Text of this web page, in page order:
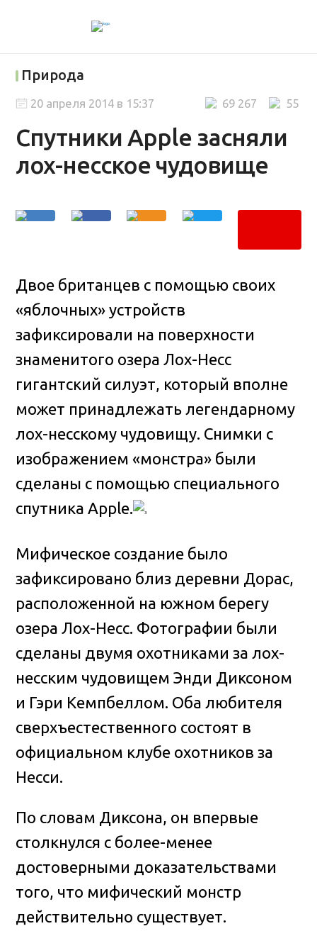
Природа
Спутники Apple засняли
лох-несское чудовище
55
69 267
20 апреля 2014 в 15:37
Двое британцев с помощью своих
«яблочных» устройств
зафиксировали на поверхности
знаменитого озера Лох-Несс
гигантский силуэт, который вполне
может принадлежать легендарному
лох-несскому чудовищу. Снимки с
изображением «монстра» были
сделаны с помощью специального
спутника Apple.
Мифическое создание было
зафиксировано близ деревни Дорас,
расположенной на южном берегу
озера Лох-Несс. Фотографии были
сделаны двумя охотниками за лох-
несским чудовищем Энди Диксоном
и Гэри Кемпбеллом. Оба любителя
сверхъестественного состоят в
официальном клубе охотников за
Несси.
По словам Диксона, он впервые
столкнулся с более-менее
достоверными доказательствами
того, что мифический монстр
действительно существует.